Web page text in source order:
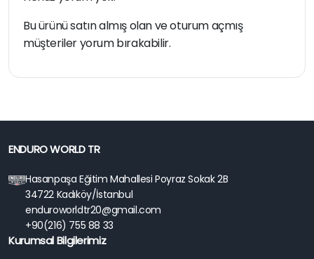
Bu ürünü satın almış olan ve oturum açmış
müşteriler yorum bırakabilir.
ENDURO WORLD TR
Hasanpaşa Eğitim Mahallesi Poyraz Sokak 2B
34722 Kadıköy/İstanbul
enduroworldtr20@gmail.com
+90(216) 755 88 33
Kurumsal Bilgilerimiz